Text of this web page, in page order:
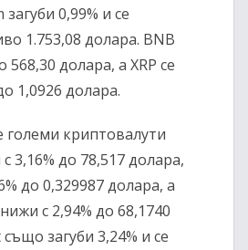
0,99% и се
1.753,08 долара. BNB
568,30 долара, а XRP се
1,0926 долара.
големи криптовалути
3,16% до 78,517 долара,
до 0,329987 долара, а
с 2,94% до 68,1740
загуби 3,24% и се